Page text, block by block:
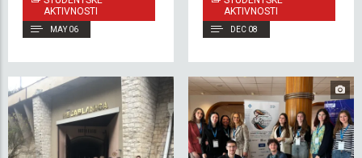
vijeću Bosne i
Hercegovine
AKTIVNOSTI
MAY 06
AKTIVNOSTI
DEC 08